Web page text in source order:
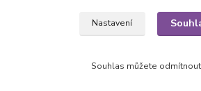
Copyright © 2025 Biorezona
Nastavení
Souhlas můžete odmítnout